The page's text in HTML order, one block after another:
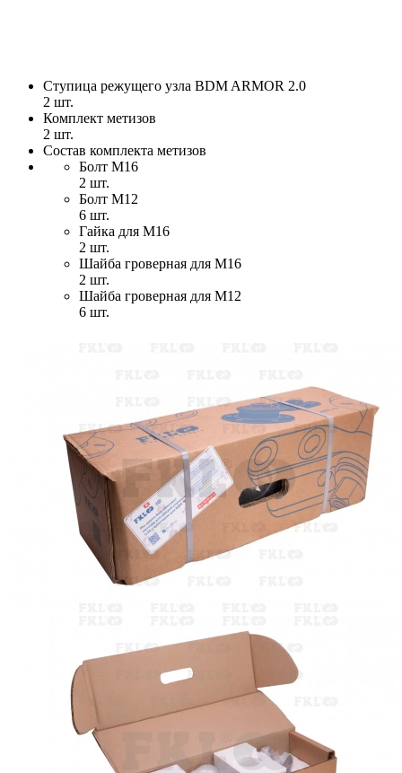
Ступица режущего узла BDM ARMOR 2.0
2 шт.
Комплект метизов
2 шт.
Состав комплекта метизов
Болт М16
2 шт.
Болт М12
6 шт.
Гайка для М16
2 шт.
Шайба гроверная для М16
2 шт.
Шайба гроверная для М12
6 шт.